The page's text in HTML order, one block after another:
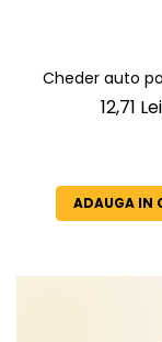
Cheder auto
Cheder de
Aplicații Vânzare la Metru
Liniar
12,71 Lei
ADAUGA IN